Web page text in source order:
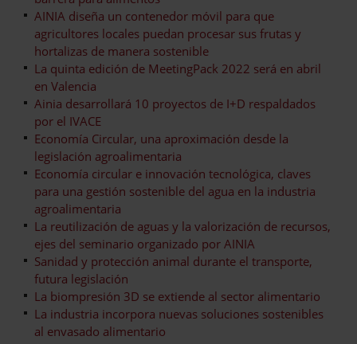
AINIA diseña un contenedor móvil para que
agricultores locales puedan procesar sus frutas y
hortalizas de manera sostenible
La quinta edición de MeetingPack 2022 será en abril
en Valencia
Ainia desarrollará 10 proyectos de I+D respaldados
por el IVACE
Economía Circular, una aproximación desde la
legislación agroalimentaria
Economía circular e innovación tecnológica, claves
para una gestión sostenible del agua en la industria
agroalimentaria
La reutilización de aguas y la valorización de recursos,
ejes del seminario organizado por AINIA
Sanidad y protección animal durante el transporte,
futura legislación
La biompresión 3D se extiende al sector alimentario
La industria incorpora nuevas soluciones sostenibles
al envasado alimentario